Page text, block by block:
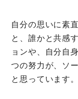
自分の思いに素
と、誰かと共感
ョンや、自分自
つの努力が、ソ
と思っています。